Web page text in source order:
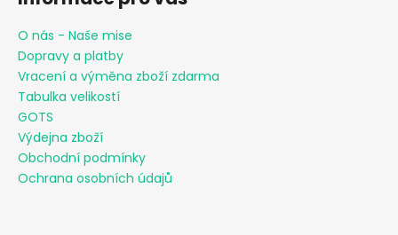
O nás - Naše mise
Dopravy a platby
Vracení a výměna zboží zdarma
Tabulka velikostí
GOTS
Výdejna zboží
Obchodní podmínky
Ochrana osobních údajů